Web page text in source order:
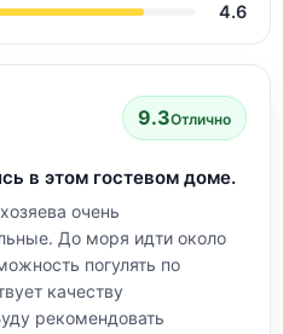
4.6
9.3Отлично
в этом гостевом доме.
очень
До моря идти около
погулять по
качеству
рекомендовать